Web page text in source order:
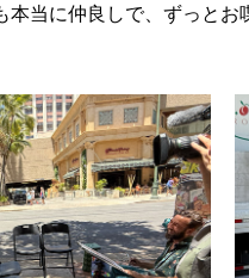
当に仲良しで、ずっとお